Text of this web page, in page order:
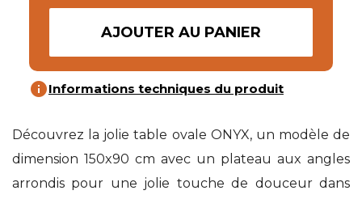
AJOUTER AU PANIER
infoInformations techniques du produit
Découvrez la jolie table ovale ONYX, un modèle de
dimension 150x90 cm avec un plateau aux angles
arrondis pour une jolie touche de douceur dans